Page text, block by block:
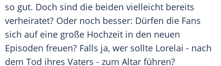
so gut. Doch sind die beiden vielleicht bereits
verheiratet? Oder noch besser: Dürfen die Fans
sich auf eine große Hochzeit in den neuen
Episoden freuen? Falls ja, wer sollte Lorelai - nach
dem Tod ihres Vaters - zum Altar führen?